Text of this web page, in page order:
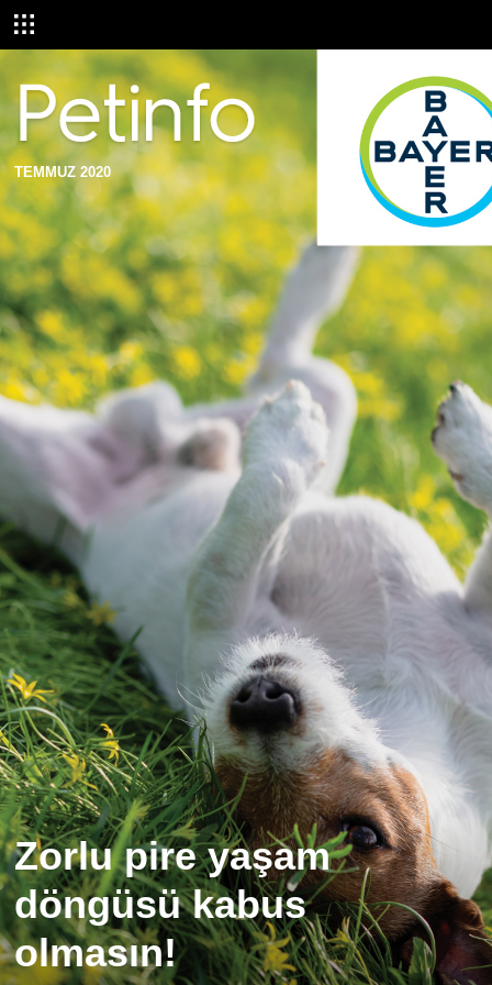
TEMMUZ 2020
Zorlu pire yaşam
döngüsü kabus
olmasın!